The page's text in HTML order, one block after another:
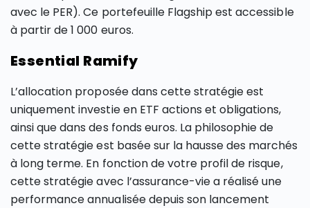
avec le PER). Ce portefeuille Flagship est accessible
à partir de 1 000 euros.
Essential Ramify
L’allocation proposée dans cette stratégie est
uniquement investie en ETF actions et obligations,
ainsi que dans des fonds euros. La philosophie de
cette stratégie est basée sur la hausse des marchés
à long terme. En fonction de votre profil de risque,
cette stratégie avec l’assurance-vie a réalisé une
performance annualisée depuis son lancement